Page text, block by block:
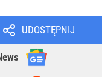
UDOSTĘPNIJ